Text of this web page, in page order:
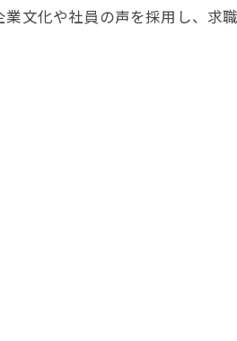
文化や社員の声を採用し、求